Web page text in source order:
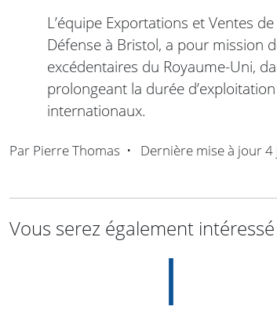
L’équipe Exportations et Ventes
Défense à Bristol, a pour mission
excédentaires du Royaume-Uni,
prolongeant la durée
internationaux.
Par Pierre Thomas • Dernière mise à jour4
Vous serez également